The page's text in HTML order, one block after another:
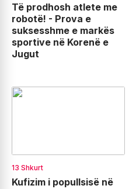
Të prodhosh atlete me
robotë! - Prova e
suksesshme e markës
sportive në Korenë e
Jugut
13 Shkurt
Kufizim i popullsisë në